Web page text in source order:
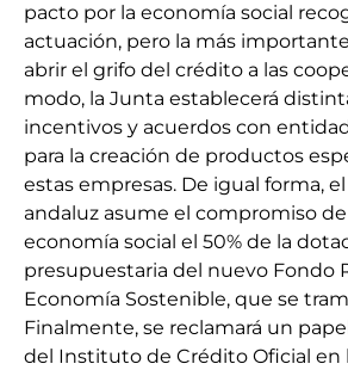
pacto por la economía social
actuación, pero la más
abrir el grifo del crédito a las
modo, la Junta establecerá
incentivos y acuerdos con
para la creación de productos
estas empresas. De igual forma,
andaluz asume el compromiso
economía social el 50% de la
presupuestaria del nuevo Fondo
Economía Sostenible, que se
Finalmente, se reclamará un
del Instituto de Crédito Oficial en